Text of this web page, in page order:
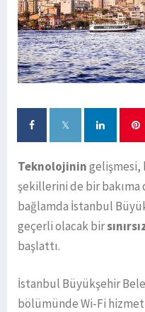
Teknolojiningelişmesi,
şekillerini de bir
bağlamda İstanbul
geçerli olacak bir
başlattı.
İstanbul Büyükşehir
bölümünde Wi-Fi